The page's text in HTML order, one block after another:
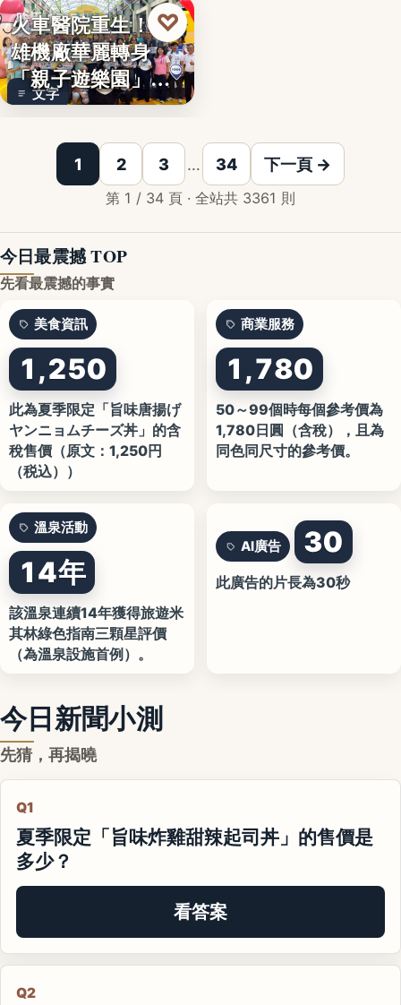
昨天 19:51
親子旅遊
文字
火車醫院重生！高
雄機廠華麗轉身
「親子遊樂園」
開幕首日…
♡
父親節送政策大禮！
1 2 3 … 34 下一頁 →
第 1 / 34 頁 · 全站共 3361 則
今日最震撼 TOP
先看最震撼的事實
美食資訊
1,250
此為夏季限定「旨味唐揚げ
ヤンニョムチーズ丼」的含
稅售價（原文：1,250円
（税込））
商業服務
1,780
50～99個時每個參考價為
1,780日圓（含稅），且為
同色同尺寸的參考價。
溫泉活動
14年
該溫泉連續14年獲得旅遊米
其林綠色指南三顆星評價
（為溫泉設施首例）。
AI廣告 30
此廣告的片長為30秒
今日新聞小測
先猜，再揭曉
Q1
夏季限定「旨味炸雞甜辣起司丼」的售價是
多少？
看答案
Q2